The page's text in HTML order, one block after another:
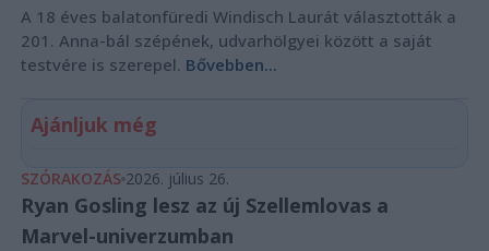
A 18 éves balatonfüredi Windisch Laurát választották a
201. Anna-bál szépének, udvarhölgyei között a saját
testvére is szerepel. Bővebben...
Ajánljuk még
SZÓRAKOZÁS 2026. július 26.
Ryan Gosling lesz az új Szellemlovas a
Marvel-univerzumban